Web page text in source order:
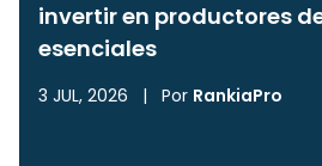
invertir en productores
esenciales
3 JUL, 2026 | Por RankiaPro